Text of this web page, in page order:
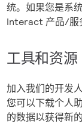
统。如果您是系
Interact 产品/服
工具和资源
加入我们的开发
您可以下载个人
的数据以获得新